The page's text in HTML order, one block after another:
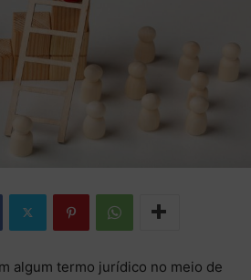
algum termo jurídico no meio de